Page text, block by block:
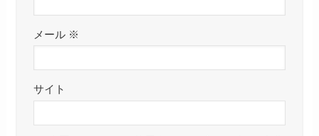
メール ※
サイト